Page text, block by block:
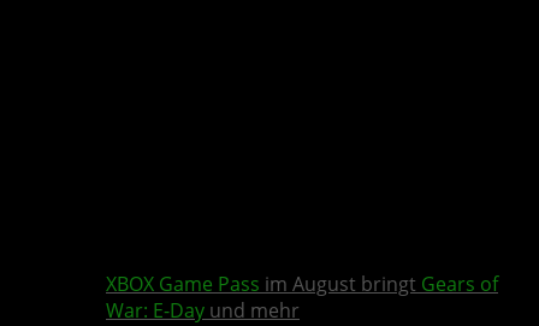
XBOX Game Pass im August bringt Gears of
War: E-Day und mehr